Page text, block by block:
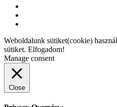
Weboldalunk sütiket(cookie)
sütiket. Elfogadom!
Manage consent
Close